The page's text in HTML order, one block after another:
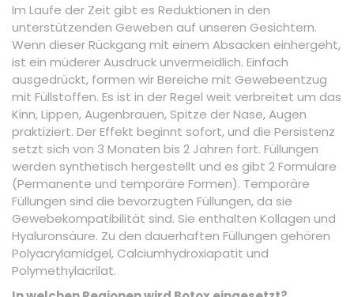
Im Laufe der Zeit gibt es Reduktionen in den
unterstützenden Geweben auf unseren Gesichtern.
Wenn dieser Rückgang mit einem Absacken einhergeht,
ist ein müderer Ausdruck unvermeidlich. Einfach
ausgedrückt, formen wir Bereiche mit Gewebeentzug
mit Füllstoffen. Es ist in der Regel weit verbreitet um das
Kinn, Lippen, Augenbrauen, Spitze der Nase, Augen
praktiziert. Der Effekt beginnt sofort, und die Persistenz
setzt sich von 3 Monaten bis 2 Jahren fort. Füllungen
werden synthetisch hergestellt und es gibt 2 Formulare
(Permanente und temporäre Formen). Temporäre
Füllungen sind die bevorzugten Füllungen, da sie
Gewebekompatibilität sind. Sie enthalten Kollagen und
Hyaluronsäure. Zu den dauerhaften Füllungen gehören
Polyacrylamidgel, Calciumhydroxiapatit und
Polymethylacrilat.